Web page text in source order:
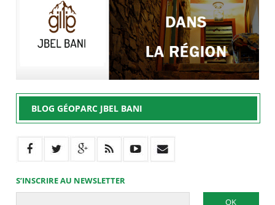
BLOG GÉOPARC JBEL BANI
S’INSCRIRE AU NEWSLETTER